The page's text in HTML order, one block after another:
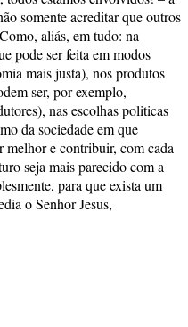
somente acreditar que outros
aliás, em tudo: na
pode ser feita em modos
mais justa), nos produtos
ser, por exemplo,
nas escolhas politicas
da sociedade em que
melhor e contribuir, com cada
seja mais parecido com a
para que exista um
o Senhor Jesus,